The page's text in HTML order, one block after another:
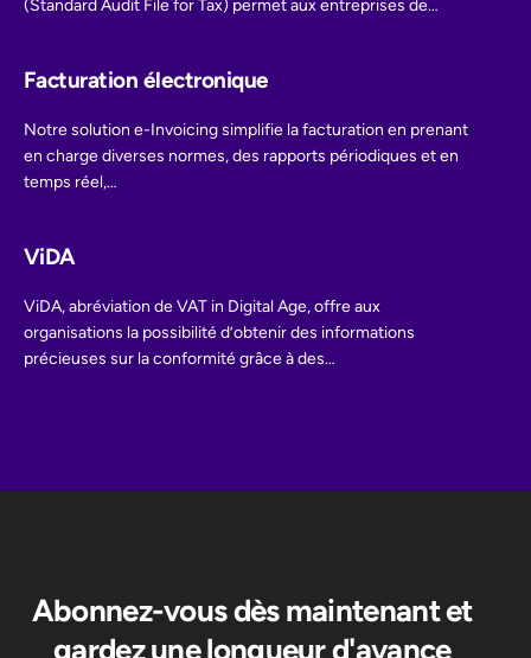
(Standard Audit File for Tax) permet aux entreprises de
Facturation électronique
Notre solution e-Invoicing simplifie la facturation en prenant
en charge diverses normes, des rapports périodiques et en
temps réel,…
ViDA
ViDA, abréviation de VAT in Digital Age, offre aux
organisations la possibilité d’obtenir des informations
précieuses sur la conformité grâce à des…
Abonnez-vous dès maintenant et
gardez une longueur d'avance